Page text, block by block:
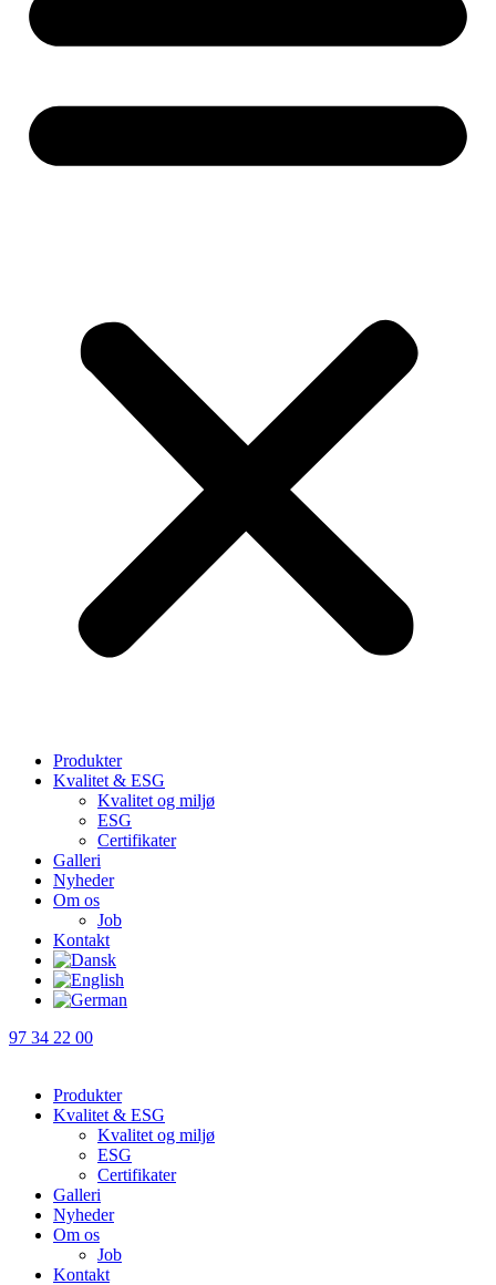
Produkter
Kvalitet & ESG
Kvalitet og miljø
ESG
Certifikater
Galleri
Nyheder
Om os
Job
Kontakt
97 34 22 00
Produkter
Kvalitet & ESG
Kvalitet og miljø
ESG
Certifikater
Galleri
Nyheder
Om os
Job
Kontakt